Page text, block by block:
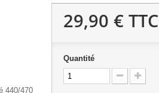
440/470
29,90 €TTC
Quantité